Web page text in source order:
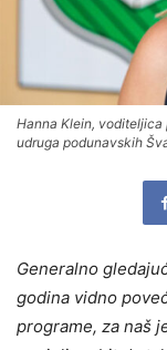
Hanna Klein,
udruga podunavskih
Generalno
godina vidno
programe, za naš